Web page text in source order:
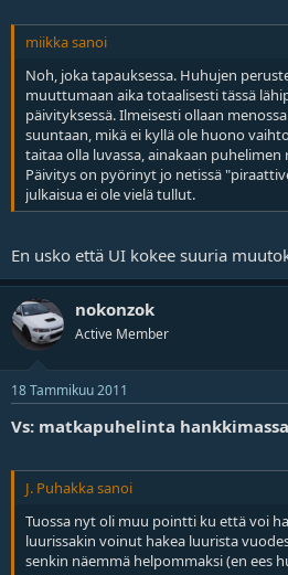
miikka sanoi
Noh, joka tapauksessa. Huhujen
muuttumaan aika totaalisesti tässä
päivityksessä. Ilmeisesti ollaan
suuntaan, mikä ei kyllä ole huono
taitaa olla luvassa, ainakaan
Päivitys on pyörinyt jo netissä
julkaisua ei ole vielä tullut.
En usko että UI kokee suuria
nokonzok
Active Member
18 Tammikuu 2011
Vs: matkapuhelinta
J. Puhakka sanoi
Tuossa nyt oli muu pointti ku että voi
luurissakin voinut hakea luurista
senkin näemmä helpommaksi (en ees